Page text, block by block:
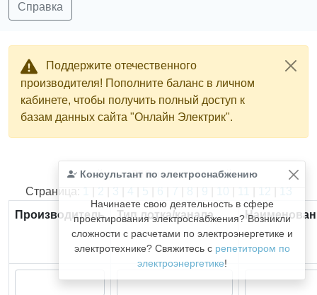
Справка
Поддержите отечественного
производителя! Пополните баланс в личном
кабинете, чтобы получить полный доступ к
базам данных сайта "Онлайн Электрик".
Консультант по электроснабжению
Начинаете свою деятельность в сфере
проектирования электроснабжения? Возникли
сложности с расчетами по электроэнергетике и
электротехнике? Свяжитесь с репетитором по
электроэнергетике!
Найдено366из366записей.
Страница: 1 | 2 | 3 | 4 | 5 | 6 | 7 | 8 | 9 | 10 | 11 | 12 | 13
Производитель
Тип лотка/канала